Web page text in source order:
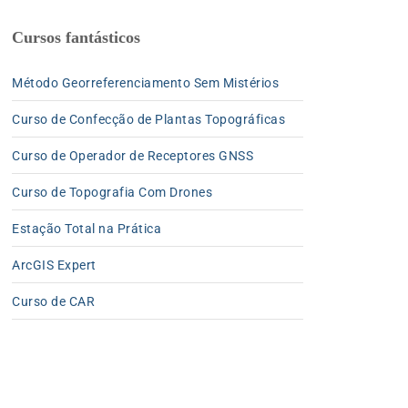
Cursos fantásticos
Método Georreferenciamento Sem Mistérios
Curso de Confecção de Plantas Topográficas
Curso de Operador de Receptores GNSS
Curso de Topografia Com Drones
Estação Total na Prática
ArcGIS Expert
Curso de CAR